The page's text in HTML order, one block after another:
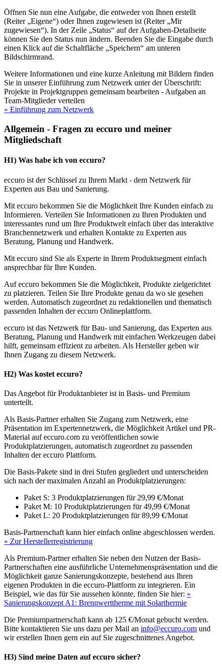
Öffnen Sie nun eine Aufgabe, die entweder von Ihnen erstellt
(Reiter „Eigene“) oder Ihnen zugewiesen ist (Reiter „Mir
zugewiesen“). In der Zeile „Status“ auf der Aufgaben-Detailseite
können Sie den Status nun ändern. Beenden Sie die Eingabe durch
einen Klick auf die Schaltfläche „Speichern“ am unteren
Bildschirmrand.
Weitere Informationen und eine kurze Anleitung mit Bildern finden
Sie in unserer Einführung zum Netzwerk unter der Überschrift:
Projekte in Projektgruppen gemeinsam bearbeiten - Aufgaben an
Team-Mitglieder verteilen
» Einführung zum Netzwerk
Allgemein - Fragen zu eccuro und meiner
Mitgliedschaft
H1) Was habe ich von eccuro?
eccuro ist der Schlüssel zu Ihrem Markt - dem Netzwerk für
Experten aus Bau und Sanierung.
Mit eccuro bekommen Sie die Möglichkeit Ihre Kunden einfach zu
Informieren. Verteilen Sie Informationen zu Ihren Produkten und
interessantes rund um Ihre Produktwelt einfach über das interaktive
Branchennetzwerk und erhalten Kontakte zu Experten aus
Beratung, Planung und Handwerk.
Mit eccuro sind Sie als Experte in Ihrem Produktsegment einfach
ansprechbar für Ihre Kunden.
Auf eccuro bekommen Sie die Möglichkeit, Produkte zielgerichtet
zu platzieren. Teilen Sie Ihre Produkte genau da wo sie gesehen
werden. Automatisch zugeordnet zu redaktionellen und thematisch
passenden Inhalten der eccuro Onlineplattform.
eccuro ist das Netzwerk für Bau- und Sanierung, das Experten aus
Beratung, Planung und Handwerk mit einfachen Werkzeugen dabei
hilft, gemeinsam effizient zu arbeiten. Als Hersteller geben wir
Ihnen Zugang zu diesem Netzwerk.
H2) Was kostet eccuro?
Das Angebot für Produktanbieter ist in Basis- und Premium
unterteilt.
Als Basis-Partner erhalten Sie Zugang zum Netzwerk, eine
Präsentation im Expertennetzwerk, die Möglichkeit Artikel und PR-
Material auf eccuro.com zu veröffentlichen sowie
Produktplatzierungen, automatisch zugeordnet zu passenden
Inhalten der eccuro Plattform.
Die Basis-Pakete sind in drei Stufen gegliedert und unterscheiden
sich nach der maximalen Anzahl an Produktplatzierungen:
Paket S: 3 Produktplatzierungen für 29,99 €/Monat
Paket M: 10 Produktplatzierungen für 49,99 €/Monat
Paket L: 20 Produktplatzierungen für 89,99 €/Monat
Basis-Partnerschaft kann hier einfach online abgeschlossen werden.
» Zur Herstellerregistrierung
Als Premium-Partner erhalten Sie neben den Nutzen der Basis-
Partnerschaften eine ausführliche Unternehmenspräsentation und die
Möglichkeit ganze Sanierungskonzepte, bestehend aus Ihren
eigenen Produkten in die eccuro-Plattform zu integrieren. Ein
Beispiel, wie das für Sie aussehen könnte, finden Sie hier: »
Sanierungskonzept A1: Brennwerttherme mit Solarthermie
Die Premiumpartnerschaft kann ab 125 €/Monat gebucht werden.
Bitte kontaktieren Sie uns dazu per Mail an info@eccuro.com und
wir erstellen Ihnen gern ein auf Sie zugeschnittenes Angebot.
H3) Sind meine Daten auf eccuro sicher?